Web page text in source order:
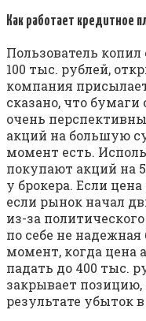
Как работает кредитное
Пользователь копил
100 тыс. рублей,
компания
сказано, что
очень
акций на большую
момент есть.
покупают акций на
у брокера. Если
если рынок начал
из-за
по себе не
момент, когда цена
падать до 400 тыс.
закрывает позицию,
результате убыток